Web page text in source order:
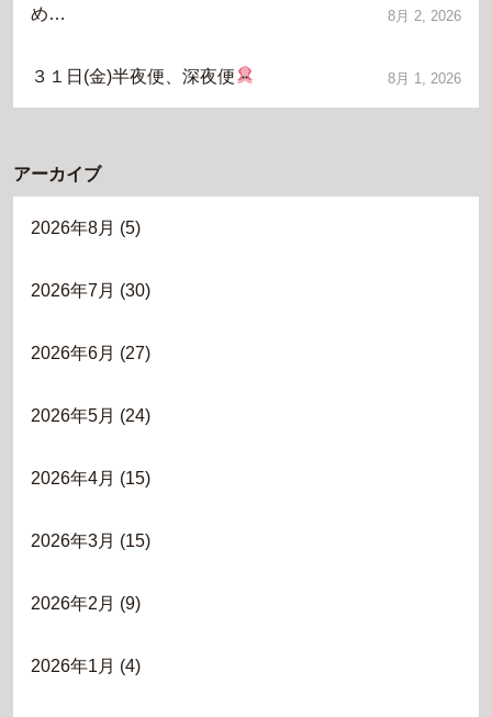
め… 8月 2, 2026
３１日(金)半夜便、深夜便 8月 1, 2026
アーカイブ
2026年8月 (5)
2026年7月 (30)
2026年6月 (27)
2026年5月 (24)
2026年4月 (15)
2026年3月 (15)
2026年2月 (9)
2026年1月 (4)